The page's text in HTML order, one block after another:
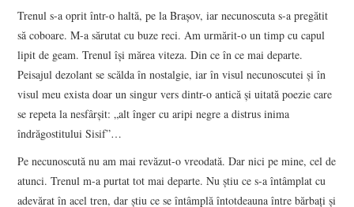
Trenul s-a oprit într-o haltă, pe la Brașov, iar necunoscuta s-a pregătit
să coboare. M-a sărutat cu buze reci. Am urmărit-o un timp cu capul
lipit de geam. Trenul își mărea viteza. Din ce în ce mai departe.
Peisajul dezolant se scălda în nostalgie, iar în visul necunoscutei și în
visul meu exista doar un singur vers dintr-o antică și uitată poezie care
se repeta la nesfârșit: „alt înger cu aripi negre a distrus inima
îndrăgostitului Sisif”…
Pe necunoscută nu am mai revăzut-o vreodată. Dar nici pe mine, cel de
atunci. Trenul m-a purtat tot mai departe. Nu știu ce s-a întâmplat cu
adevărat în acel tren, dar știu ce se întâmplă întotdeauna între bărbați și